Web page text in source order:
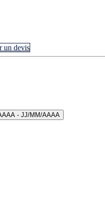
un devis
- JJ/MM/AAAA